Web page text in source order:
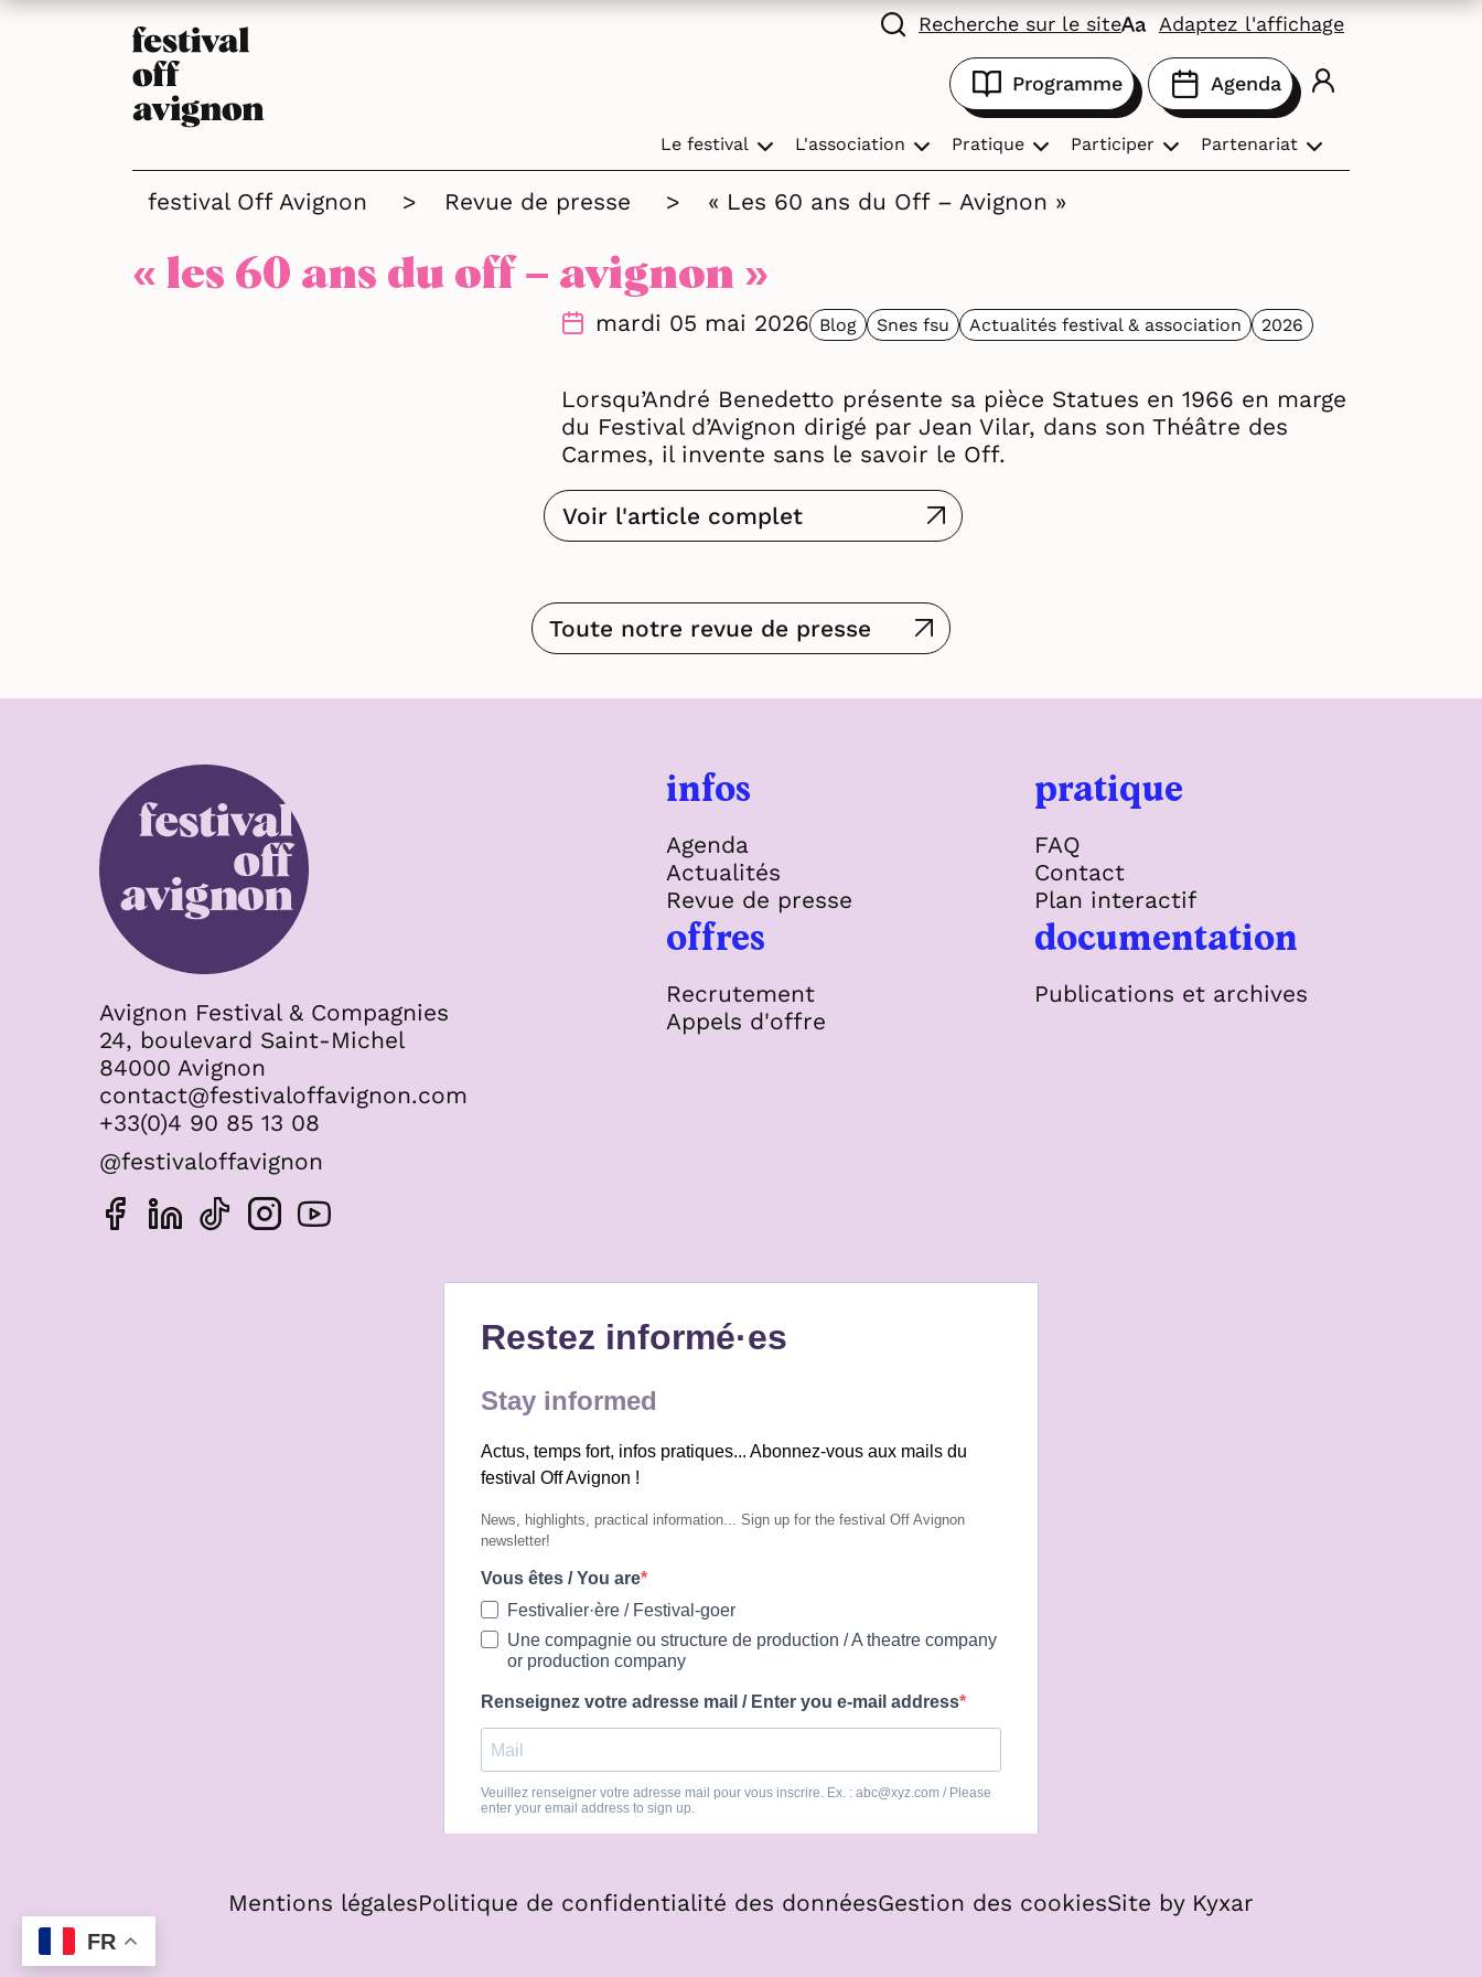
FR
Recherche sur le site Adaptez l'affichage
Le festival L'association Pratique Participer Partenariat
Programme Agenda
festival Off Avignon > Revue de presse > « Les 60 ans du Off – Avignon »
« les 60 ans du off – avignon »
mardi 05 mai 2026 Blog Snes fsu Actualités festival & association 2026
Lorsqu’André Benedetto présente sa pièce Statues en 1966 en marge
du Festival d’Avignon dirigé par Jean Vilar, dans son Théâtre des
Carmes, il invente sans le savoir le Off.
Voir l'article complet
Toute notre revue de presse
Avignon Festival & Compagnies
24, boulevard Saint-Michel
84000 Avignon
contact@festivaloffavignon.com
+33(0)4 90 85 13 08
@festivaloffavignon
infos
Agenda
Actualités
Revue de presse
pratique
FAQ
Contact
Plan interactif
offres
Recrutement
Appels d'offre
documentation
Publications et archives
Mentions légalesPolitique de confidentialité des donnéesGestion des cookiesSite by Kyxar